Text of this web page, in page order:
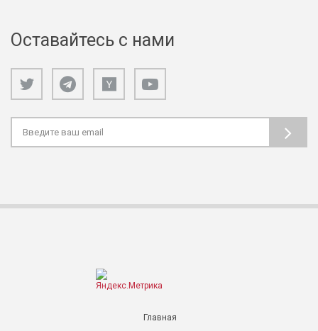
Оставайтесь с нами
Главная